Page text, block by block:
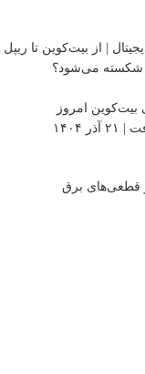
شکسته می‌شود؟
بیت‌کوین امروز
قطعی‌های برق